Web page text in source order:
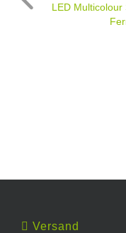
LED
Versand